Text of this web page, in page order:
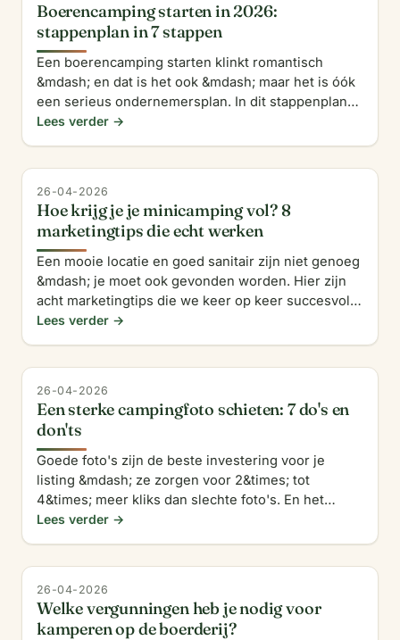
Boerencamping starten in 2026:
stappenplan in 7 stappen
Een boerencamping starten klinkt romantisch
&mdash; en dat is het ook &mdash; maar het is óók
een serieus ondernemersplan. In dit stappenplan
zetten we de zeven belangrijkste stappen voor je
Lees verder →
26-04-2026
Hoe krijg je je minicamping vol? 8
marketingtips die echt werken
Een mooie locatie en goed sanitair zijn niet genoeg
&mdash; je moet ook gevonden worden. Hier zijn
acht marketingtips die we keer op keer succesvol
zien werken bij boerencampings, ook zonder groot
Lees verder →
26-04-2026
Een sterke campingfoto schieten: 7 do's en
don'ts
Goede foto's zijn de beste investering voor je
listing &mdash; ze zorgen voor 2&times; tot
4&times; meer kliks dan slechte foto's. En het
mooie: je hebt geen dure camera nodig. Een
Lees verder →
26-04-2026
Welke vergunningen heb je nodig voor
kamperen op de boerderij?